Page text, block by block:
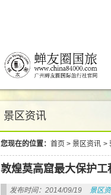
景区资讯
您现在的位置： 首页 > 景区资讯 >
敦煌莫高窟最大保护工
发布时间：2014/09/19 景区